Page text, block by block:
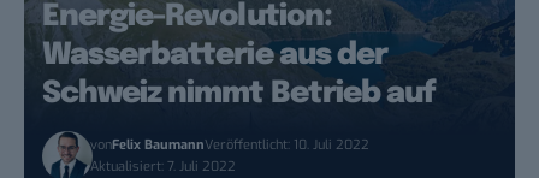
Energie-Revolution:
Wasserbatterie aus der
Schweiz nimmt Betrieb auf
vonFelix BaumannVeröffentlicht: 10. Juli 2022
Aktualisiert: 7. Juli 2022